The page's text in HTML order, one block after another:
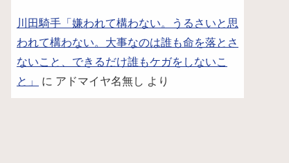
川田騎手「嫌われて構わない。うるさいと思
われて構わない。大事なのは誰も命を落とさ
ないこと、できるだけ誰もケガをしないこ
と」
に アドマイヤ名無し より